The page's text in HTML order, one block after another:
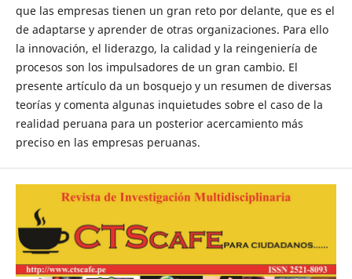
que las empresas tienen un gran reto por delante, que es el
de adaptarse y aprender de otras organizaciones. Para ello
la innovación, el liderazgo, la calidad y la reingeniería de
procesos son los impulsadores de un gran cambio. El
presente artículo da un bosquejo y un resumen de diversas
teorías y comenta algunas inquietudes sobre el caso de la
realidad peruana para un posterior acercamiento más
preciso en las empresas peruanas.